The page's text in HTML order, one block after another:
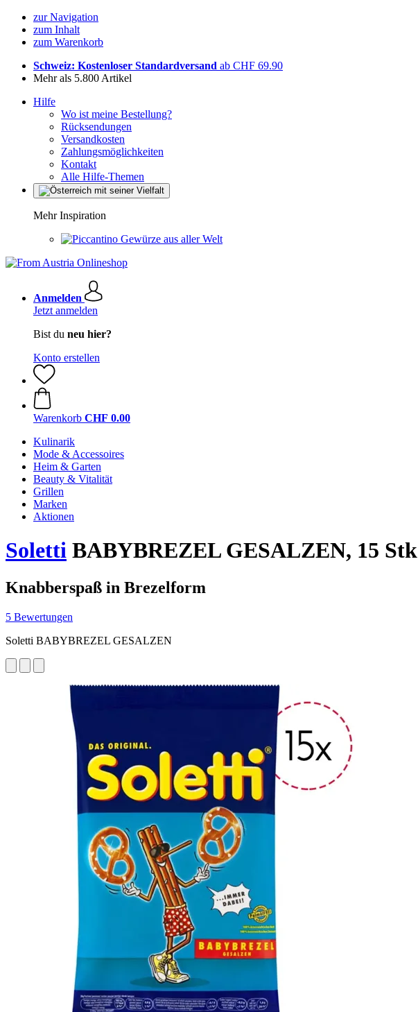
zur Navigation
zum Inhalt
zum Warenkorb
Schweiz: Kostenloser Standardversand ab CHF 69.90
Mehr als 5.800 Artikel
Hilfe
Wo ist meine Bestellung?
Rücksendungen
Versandkosten
Zahlungsmöglichkeiten
Kontakt
Alle Hilfe-Themen
Mehr Inspiration
Gewürze aus aller Welt
Anmelden
Jetzt anmelden
Bist du neu hier?
Konto erstellen
Warenkorb CHF 0.00
Kulinarik
Mode & Accessoires
Heim & Garten
Beauty & Vitalität
Grillen
Marken
Aktionen
Soletti BABYBREZEL GESALZEN, 15 Stk
Knabberspaß in Brezelform
5 Bewertungen
Soletti BABYBREZEL GESALZEN